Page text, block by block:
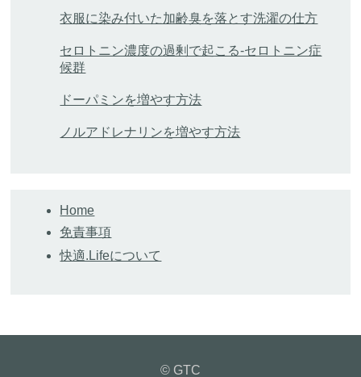
衣服に染み付いた加齢臭を落とす洗濯の仕方
セロトニン濃度の過剰で起こる-セロトニン症
候群
ドーパミンを増やす方法
ノルアドレナリンを増やす方法
Home
免責事項
快適.Lifeについて
© GTC